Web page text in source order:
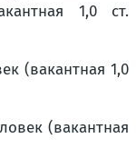
1,0 ст.
(вакантная 1,0
(вакантная